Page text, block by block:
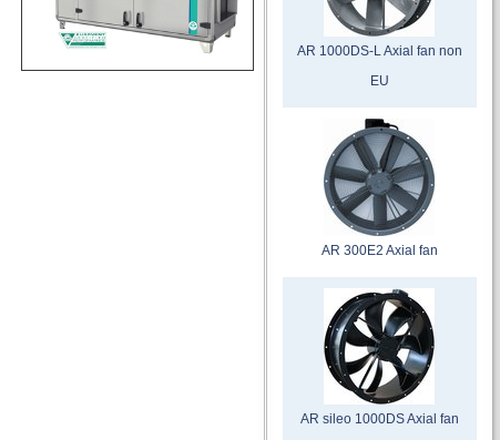
AR 1000DS-L Axial fan non
EU
AR 300E2 Axial fan
AR sileo 1000DS Axial fan